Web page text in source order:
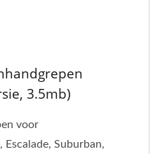
3.5mb)
voor
Suburban,